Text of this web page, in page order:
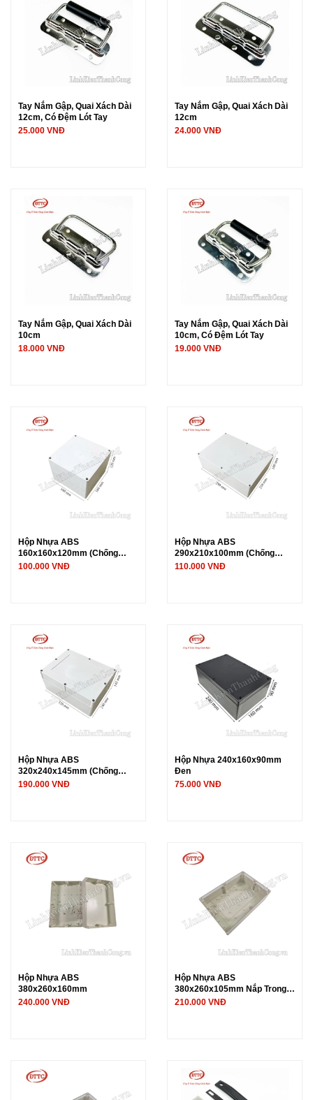
Tay Nắm Gập, Quai Xách Dài
12cm, Có Đệm Lót Tay
25.000 VNĐ
Tay Nắm Gập, Quai Xách Dài
12cm
24.000 VNĐ
Tay Nắm Gập, Quai Xách Dài
10cm
18.000 VNĐ
Tay Nắm Gập, Quai Xách Dài
10cm, Có Đệm Lót Tay
19.000 VNĐ
Hộp Nhựa ABS
160x160x120mm (Chống
Nước IP65)
100.000 VNĐ
Hộp Nhựa ABS
290x210x100mm (Chống
Nước IP65)
110.000 VNĐ
Hộp Nhựa ABS
320x240x145mm (Chống
Nước IP65)
190.000 VNĐ
Hộp Nhựa 240x160x90mm
Đen
75.000 VNĐ
Hộp Nhựa ABS
380x260x160mm
240.000 VNĐ
Hộp Nhựa ABS
380x260x105mm Nắp Trong
Suốt
210.000 VNĐ